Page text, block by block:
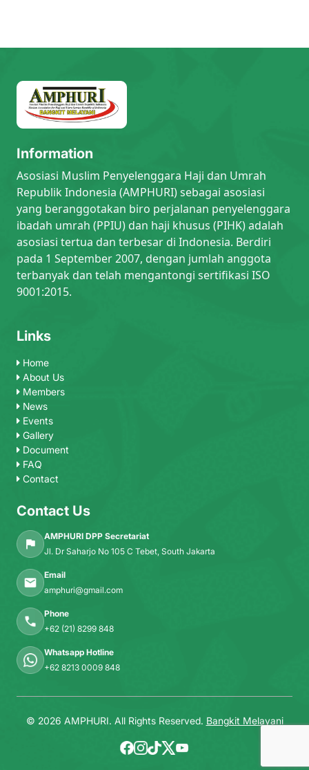
Information
Asosiasi Muslim Penyelenggara Haji dan Umrah
Republik Indonesia (AMPHURI) sebagai asosiasi
yang beranggotakan biro perjalanan penyelenggara
ibadah umrah (PPIU) dan haji khusus (PIHK) adalah
asosiasi tertua dan terbesar di Indonesia. Berdiri
pada 1 September 2007, dengan jumlah anggota
terbanyak dan telah mengantongi sertifikasi ISO
9001:2015.
Links
Home
About Us
Members
News
Events
Gallery
Document
FAQ
Contact
Contact Us
AMPHURI DPP Secretariat
Jl. Dr Saharjo No 105 C Tebet, South Jakarta
Email
amphuri@gmail.com
Phone
+62 (21) 8299 848
Whatsapp Hotline
+62 8213 0009 848
© 2026 AMPHURI. All Rights Reserved. Bangkit Melayani